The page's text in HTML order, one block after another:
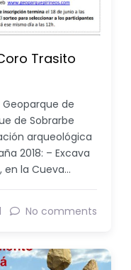
Trasito
de
de Sobrarbe
arqueológica
2018: – Excava
en la Cueva…
No comments